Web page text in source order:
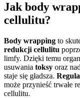
Jak body
cellulitu?
Body wrapping to
redukcji cellulitu
limfy. Dzięki temu
usuwania toksy oraz
staje się gładsza.
może przynieść trwałe
cellulitu.